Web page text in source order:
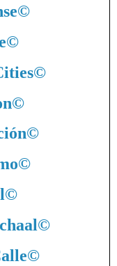
©
©
©
©
©
©
©
©
©